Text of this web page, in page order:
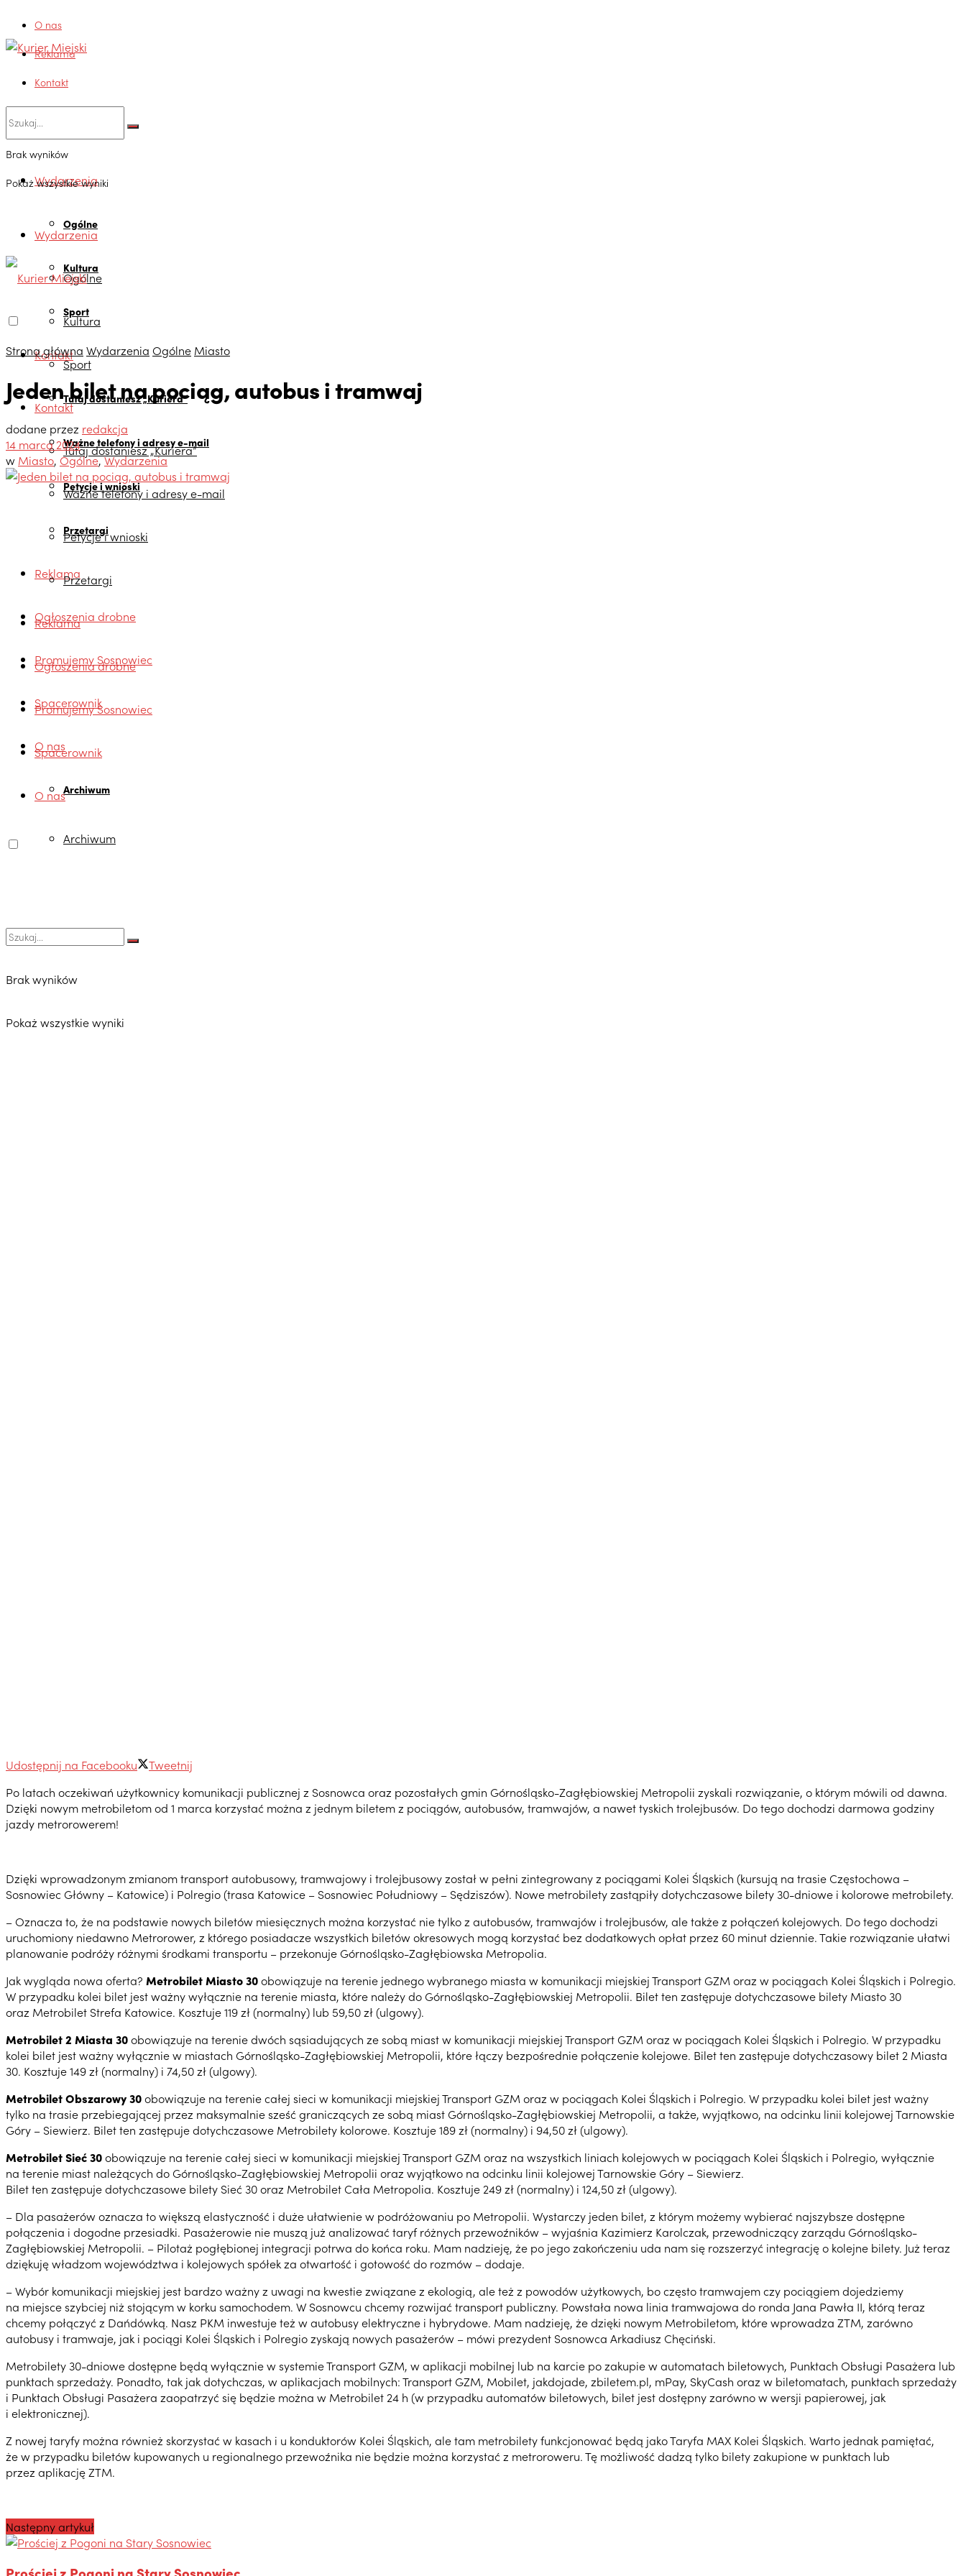
O nas
Reklama
Kontakt
Brak wyników
Pokaż wszystkie wyniki
Wydarzenia
Ogólne
Kultura
Sport
Kontakt
Tutaj dostaniesz „Kuriera”
Ważne telefony i adresy e-mail
Petycje i wnioski
Przetargi
Reklama
Ogłoszenia drobne
Promujemy Sosnowiec
Spacerownik
O nas
Archiwum
Wydarzenia
Ogólne
Kultura
Sport
Kontakt
Tutaj dostaniesz „Kuriera”
Ważne telefony i adresy e-mail
Petycje i wnioski
Przetargi
Reklama
Ogłoszenia drobne
Promujemy Sosnowiec
Spacerownik
O nas
Archiwum
Brak wyników
Pokaż wszystkie wyniki
Strona główna Wydarzenia Ogólne Miasto
Jeden bilet na pociąg, autobus i tramwaj
dodane przez redakcja
14 marca 2024
w Miasto, Ogólne,Wydarzenia
Udostępnij na Facebooku
Tweetnij
Po latach oczekiwań użytkownicy komunikacji publicznej z Sosnowca oraz pozostałych gmin Górnośląsko-Zagłębiowskiej Metropolii zyskali rozwiązanie, o którym mówili od dawna.
Dzięki nowym metrobiletom od 1 marca korzystać można z jednym biletem z pociągów, autobusów, tramwajów, a nawet tyskich trolejbusów. Do tego dochodzi darmowa godziny
jazdy metrorowerem!
Dzięki wprowadzonym zmianom transport autobusowy, tramwajowy i trolejbusowy został w pełni zintegrowany z pociągami Kolei Śląskich (kursują na trasie Częstochowa –
Sosnowiec Główny – Katowice) i Polregio (trasa Katowice – Sosnowiec Południowy – Sędziszów). Nowe metrobilety zastąpiły dotychczasowe bilety 30-dniowe i kolorowe metrobilety.
– Oznacza to, że na podstawie nowych biletów miesięcznych można korzystać nie tylko z autobusów, tramwajów i trolejbusów, ale także z połączeń kolejowych. Do tego dochodzi
uruchomiony niedawno Metrorower, z którego posiadacze wszystkich biletów okresowych mogą korzystać bez dodatkowych opłat przez 60 minut dziennie. Takie rozwiązanie ułatwi
planowanie podróży różnymi środkami transportu – przekonuje Górnośląsko-Zagłębiowska Metropolia.
Jak wygląda nowa oferta? Metrobilet Miasto 30obowiązuje na terenie jednego wybranego miasta w komunikacji miejskiej Transport GZM oraz w pociągach Kolei Śląskich i Polregio.
W przypadku kolei bilet jest ważny wyłącznie na terenie miasta, które należy do Górnośląsko-Zagłębiowskiej Metropolii. Bilet ten zastępuje dotychczasowe bilety Miasto 30
oraz Metrobilet Strefa Katowice. Kosztuje 119 zł (normalny) lub 59,50 zł (ulgowy).
Metrobilet 2 Miasta 30obowiązuje na terenie dwóch sąsiadujących ze sobą miast w komunikacji miejskiej Transport GZM oraz w pociągach Kolei Śląskich i Polregio. W przypadku
kolei bilet jest ważny wyłącznie w miastach Górnośląsko-Zagłębiowskiej Metropolii, które łączy bezpośrednie połączenie kolejowe. Bilet ten zastępuje dotychczasowy bilet 2 Miasta
30. Kosztuje 149 zł (normalny) i 74,50 zł (ulgowy).
Metrobilet Obszarowy 30obowiązuje na terenie całej sieci w komunikacji miejskiej Transport GZM oraz w pociągach Kolei Śląskich i Polregio. W przypadku kolei bilet jest ważny
tylko na trasie przebiegającej przez maksymalnie sześć graniczących ze sobą miast Górnośląsko-Zagłębiowskiej Metropolii, a także, wyjątkowo, na odcinku linii kolejowej Tarnowskie
Góry – Siewierz. Bilet ten zastępuje dotychczasowe Metrobilety kolorowe. Kosztuje 189 zł (normalny) i 94,50 zł (ulgowy).
Metrobilet Sieć 30obowiązuje na terenie całej sieci w komunikacji miejskiej Transport GZM oraz na wszystkich liniach kolejowych w pociągach Kolei Śląskich i Polregio, wyłącznie
na terenie miast należących do Górnośląsko-Zagłębiowskiej Metropolii oraz wyjątkowo na odcinku linii kolejowej Tarnowskie Góry – Siewierz.
Bilet ten zastępuje dotychczasowe bilety Sieć 30 oraz Metrobilet Cała Metropolia. Kosztuje 249 zł (normalny) i 124,50 zł (ulgowy).
– Dla pasażerów oznacza to większą elastyczność i duże ułatwienie w podróżowaniu po Metropolii. Wystarczy jeden bilet, z którym możemy wybierać najszybsze dostępne
połączenia i dogodne przesiadki. Pasażerowie nie muszą już analizować taryf różnych przewoźników – wyjaśnia Kazimierz Karolczak, przewodniczący zarządu Górnośląsko-
Zagłębiowskiej Metropolii. – Pilotaż pogłębionej integracji potrwa do końca roku. Mam nadzieję, że po jego zakończeniu uda nam się rozszerzyć integrację o kolejne bilety. Już teraz
dziękuję władzom województwa i kolejowych spółek za otwartość i gotowość do rozmów – dodaje.
– Wybór komunikacji miejskiej jest bardzo ważny z uwagi na kwestie związane z ekologią, ale też z powodów użytkowych, bo często tramwajem czy pociągiem dojedziemy
na miejsce szybciej niż stojącym w korku samochodem. W Sosnowcu chcemy rozwijać transport publiczny. Powstała nowa linia tramwajowa do ronda Jana Pawła II, którą teraz
chcemy połączyć z Dańdówką. Nasz PKM inwestuje też w autobusy elektryczne i hybrydowe. Mam nadzieję, że dzięki nowym Metrobiletom, które wprowadza ZTM, zarówno
autobusy i tramwaje, jak i pociągi Kolei Śląskich i Polregio zyskają nowych pasażerów – mówi prezydent Sosnowca Arkadiusz Chęciński.
Metrobilety 30-dniowe dostępne będą wyłącznie w systemie Transport GZM, w aplikacji mobilnej lub na karcie po zakupie w automatach biletowych, Punktach Obsługi Pasażera lub
punktach sprzedaży. Ponadto, tak jak dotychczas, w aplikacjach mobilnych: Transport GZM, Mobilet, jakdojade, zbiletem.pl, mPay, SkyCash oraz w biletomatach, punktach sprzedaży
i Punktach Obsługi Pasażera zaopatrzyć się będzie można w Metrobilet 24 h (w przypadku automatów biletowych, bilet jest dostępny zarówno w wersji papierowej, jak
i elektronicznej).
Z nowej taryfy można również skorzystać w kasach i u konduktorów Kolei Śląskich, ale tam metrobilety funkcjonować będą jako Taryfa MAX Kolei Śląskich. Warto jednak pamiętać,
że w przypadku biletów kupowanych u regionalnego przewoźnika nie będzie można korzystać z metroroweru. Tę możliwość dadzą tylko bilety zakupione w punktach lub
przez aplikację ZTM.
Następny artykuł